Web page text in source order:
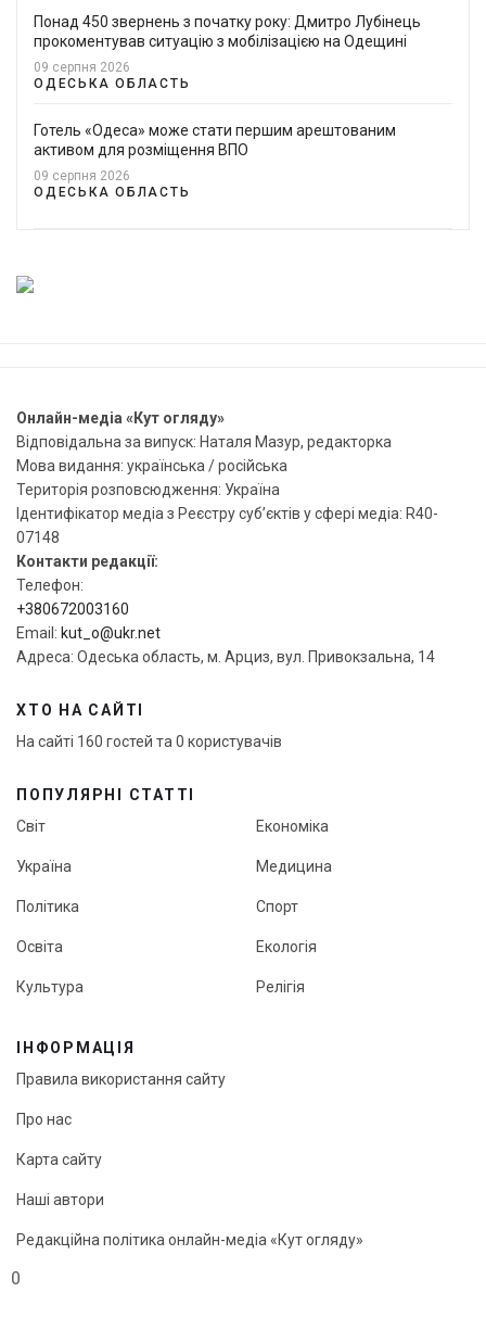
0
Понад 450 звернень з початку року: Дмитро Лубінець
прокоментував ситуацію з мобілізацією на Одещині
09 серпня 2026
ОДЕСЬКА ОБЛАСТЬ
Готель «Одеса» може стати першим арештованим
активом для розміщення ВПО
09 серпня 2026
ОДЕСЬКА ОБЛАСТЬ
Онлайн-медіа «Кут огляду»
Відповідальна за випуск: Наталя Мазур, редакторка
Мова видання: українська / російська
Територія розповсюдження: Україна
Ідентифікатор медіа з Реєстру суб’єктів у сфері медіа: R40-
07148
Контакти редакції:
Телефон:
+380672003160
Email: kut_o@ukr.net
Адреса: Одеська область, м. Арциз, вул. Привокзальна, 14
ХТО НА САЙТІ
На сайті 160 гостей та 0 користувачів
ПОПУЛЯРНІ СТАТТІ
Світ
Україна
Політика
Освіта
Культура
Економіка
Медицина
Спорт
Екологія
Релігія
ІНФОРМАЦІЯ
Правила використання сайту
Про нас
Карта сайту
Наші автори
Редакційна політика онлайн-медіа «Кут огляду»